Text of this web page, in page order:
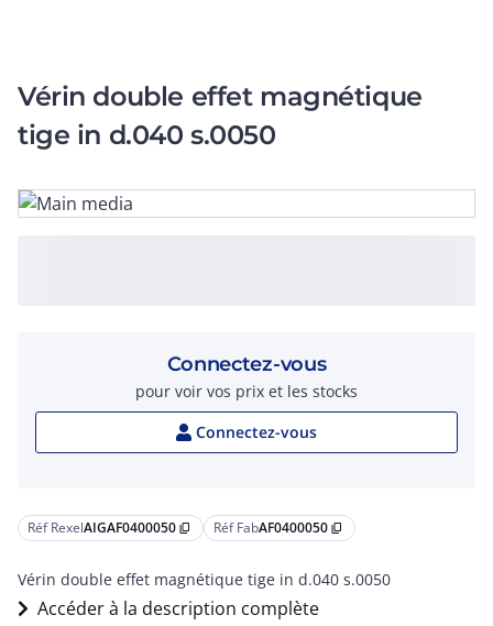
Vérin double effet magnétique
tige in d.040 s.0050
Réf RexelAIGAF0400050 content_copy Réf FabAF0400050 content_copy
Vérin double effet magnétique tige in d.040 s.0050
Accéder à la description complète
Connectez-vous
pour voir vos prix et les stocks
Connectez-vous